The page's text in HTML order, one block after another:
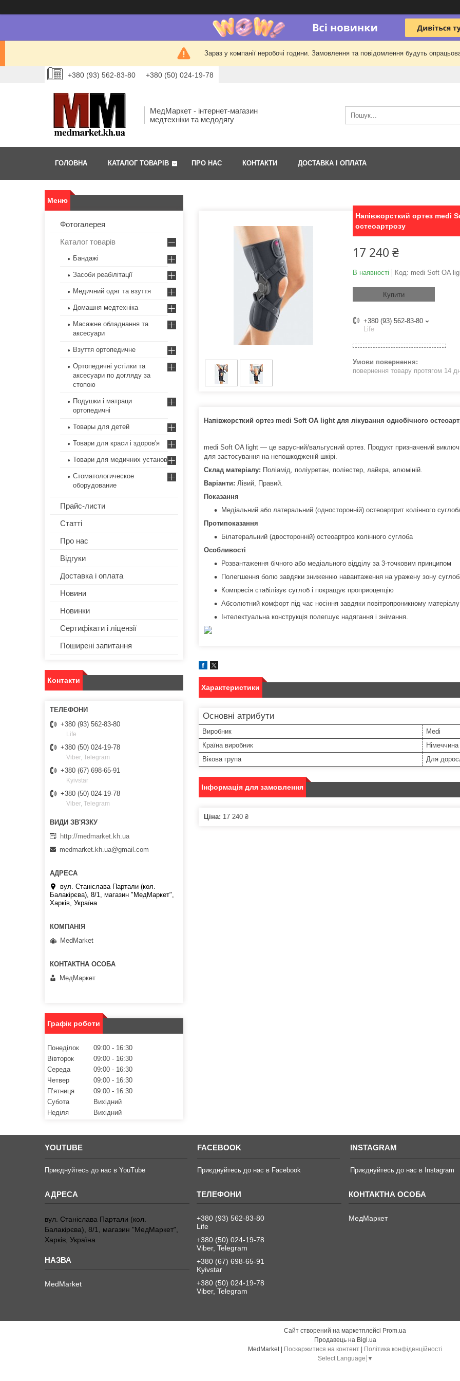
Зараз у компанії неробочі години. Замовлення та повідомлення будуть
+380 (93) 562-83-80 +380 (50) 024-19-78
МедМаркет - інтернет-магазин
медтехніки та медодягу
ГОЛОВНА КАТАЛОГ ТОВАРІВ ПРО НАС КОНТАКТИ ДОСТАВКА І ОПЛАТА
Напівжорсткий ортез medi
остеоартрозу
17 240 ₴
В наявності Код: medi Soft OA
Купити
+380 (93) 562-83-80
Life
повернення товару протягом 14
Напівжорсткий ортез medi Soft OA light для лікування однобічного
medi Soft OA light — це варусний/вальгусний ортез. Продукт призначений
для застосування на непошкодженій шкірі.
Склад матеріалу: Поліамід, поліуретан, поліестер, лайкра, алюміній.
Варіанти: Лівий, Правий.
Показання
Медіальний або латеральний (односторонній) остеоартрит колінного
Протипоказання
Білатеральний (двосторонній) остеоартроз колінного суглоба
Особливості
Розвантаження бічного або медіального відділу за 3-точковим принципом
Полегшення болю завдяки зниженню навантаження на уражену зону
Компресія стабілізує суглоб і покращує проприоцепцію
Абсолютний комфорт під час носіння завдяки повітропроникному матеріалу
Інтелектуальна конструкція полегшує надягання і знімання.
Характеристики
Основні атрибути
Виробник
Medi
Країна виробник
Німеччина
Вікова група
Для
Інформація для замовлення
Ціна: 17 240 ₴
Фотогалерея
Каталог товарів
Бандажі
Засоби реабілітації
Медичний одяг та взуття
Домашня медтехніка
Масажне обладнання та
аксесуари
Взуття ортопедичне
Ортопедичні устілки та
аксесуари по догляду за
стопою
Подушки і матраци
ортопедичні
Товары для детей
Товари для краси і здоров'я
Товари для медичних установ
Стоматологическое
оборудование
Прайс-листи
Статті
Про нас
Відгуки
Доставка і оплата
Новини
Новинки
Сертифікати і ліцензії
Поширені запитання
Контакти
+380 (93) 562-83-80
Life
+380 (50) 024-19-78
Viber, Telegram
+380 (67) 698-65-91
Kyivstar
+380 (50) 024-19-78
Viber, Telegram
http://medmarket.kh.ua
medmarket.kh.ua@gmail.com
вул. Станіслава Партали (кол.
Балакірєва), 8/1, магазин "МедМаркет",
Харків, Україна
MedMarket
МедМаркет
Графік роботи
Понеділок 09:00
16:30
Вівторок
09:00
16:30
Середа
09:00
16:30
Четвер
09:00
16:30
Пʼятниця
09:00
16:30
Субота
Вихідний
Неділя
Вихідний
YOUTUBE
Приєднуйтесь до нас в YouTube
FACEBOOK
Приєднуйтесь до нас в Facebook
INSTAGRAM
Приєднуйтесь до нас в Instagram
вул. Станіслава Партали (кол.
Балакірєва), 8/1, магазин "МедМаркет",
Харків, Україна
MedMarket
+380 (93) 562-83-80
Life
+380 (50) 024-19-78
Viber, Telegram
+380 (67) 698-65-91
Kyivstar
+380 (50) 024-19-78
Viber, Telegram
МедМаркет
Сайт створений на маркетплейсі Prom.ua
Продавець на Bigl.ua
MedMarket | Поскаржитися на контент | Політика конфіденційності
Select Language ▼